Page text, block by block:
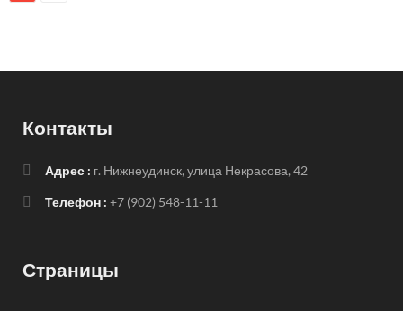
Контакты
Адрес : г. Нижнеудинск, улица Некрасова, 42
Телефон : +7 (902) 548-11-11
Страницы